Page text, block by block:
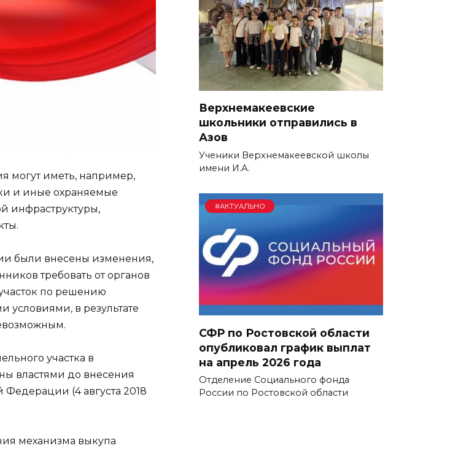
могут иметь, например,
и иные охраняемые
инфраструктуры,
были внесены изменения,
требовать от органов
по решению
условиями, в результате
участка в
властями до внесения
(4 августа 2018
механизма выкупа
Верхнемакеевские
школьники отправились в
Азов
Ученики Верхнемакеевской школы
имени И.А.
#АКТУАЛЬНО
СФР по Ростовской области
опубликовал график выплат
на апрель 2026 года
Отделение Социального фонда
России по Ростовской области